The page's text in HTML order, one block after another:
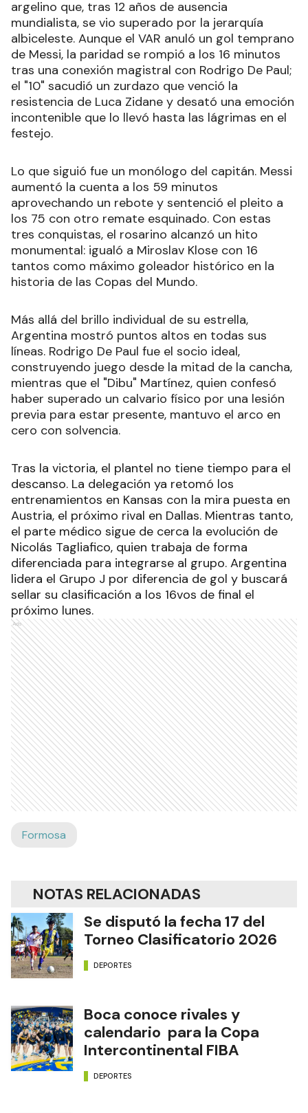
argelino que, tras 12 años de ausencia
mundialista, se vio superado por la jerarquía
albiceleste. Aunque el VAR anuló un gol temprano
de Messi, la paridad se rompió a los 16 minutos
tras una conexión magistral con Rodrigo De Paul;
el "10" sacudió un zurdazo que venció la
resistencia de Luca Zidane y desató una emoción
incontenible que lo llevó hasta las lágrimas en el
festejo.
Lo que siguió fue un monólogo del capitán. Messi
aumentó la cuenta a los 59 minutos
aprovechando un rebote y sentenció el pleito a
los 75 con otro remate esquinado. Con estas
tres conquistas, el rosarino alcanzó un hito
monumental: igualó a Miroslav Klose con 16
tantos como máximo goleador histórico en la
historia de las Copas del Mundo.
Más allá del brillo individual de su estrella,
Argentina mostró puntos altos en todas sus
líneas. Rodrigo De Paul fue el socio ideal,
construyendo juego desde la mitad de la cancha,
mientras que el "Dibu" Martínez, quien confesó
haber superado un calvario físico por una lesión
previa para estar presente, mantuvo el arco en
cero con solvencia.
Tras la victoria, el plantel no tiene tiempo para el
descanso. La delegación ya retomó los
entrenamientos en Kansas con la mira puesta en
Austria, el próximo rival en Dallas. Mientras tanto,
el parte médico sigue de cerca la evolución de
Nicolás Tagliafico, quien trabaja de forma
diferenciada para integrarse al grupo. Argentina
lidera el Grupo J por diferencia de gol y buscará
sellar su clasificación a los 16vos de final el
próximo lunes.
Ads
Formosa
NOTAS RELACIONADAS
Se disputó la fecha 17 del
Torneo Clasificatorio 2026
DEPORTES
Boca conoce rivales y
calendario para la Copa
Intercontinental FIBA
DEPORTES